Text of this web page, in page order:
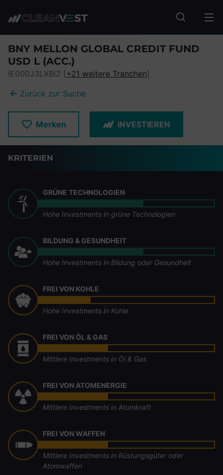
Fonds
BNY MELLON GLOBAL CREDIT FUND
USD L (ACC.)
IE000J3LXBI2 [+21 weitere Tranchen]
Zurück zur Suche
Merken INVESTIEREN
KRITERIEN
GRÜNE TECHNOLOGIEN
Hohe Investments in grüne Technologien
BILDUNG & GESUNDHEIT
Hohe Investments in Bildung oder Gesundheit
FREI VON KOHLE
Hohe Investments in Kohle
FREI VON ÖL & GAS
Mittlere Investments in Öl & Gas
FREI VON ATOMENERGIE
Mittlere Investments in Atomkraft
FREI VON WAFFEN
Mittlere Investments in Rüstungsgüter oder
Atomwaffen